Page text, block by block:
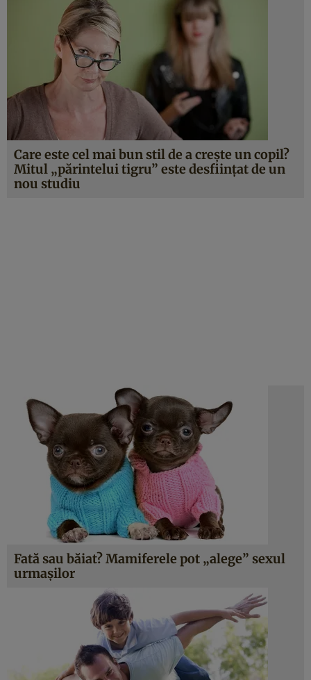
Care este cel mai bun stil de a creşte un copil?
Mitul „părintelui tigru” este desfiinţat de un
nou studiu
Fată sau băiat? Mamiferele pot „alege” sexul
urmaşilor